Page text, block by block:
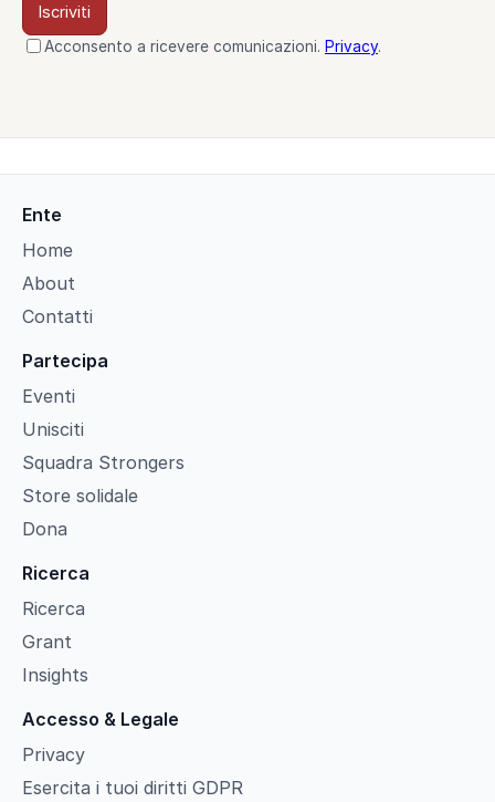
Iscriviti
Acconsento a ricevere comunicazioni. Privacy.
Ente
Home
About
Contatti
Partecipa
Eventi
Unisciti
Squadra Strongers
Store solidale
Dona
Ricerca
Ricerca
Grant
Insights
Accesso & Legale
Privacy
Esercita i tuoi diritti GDPR